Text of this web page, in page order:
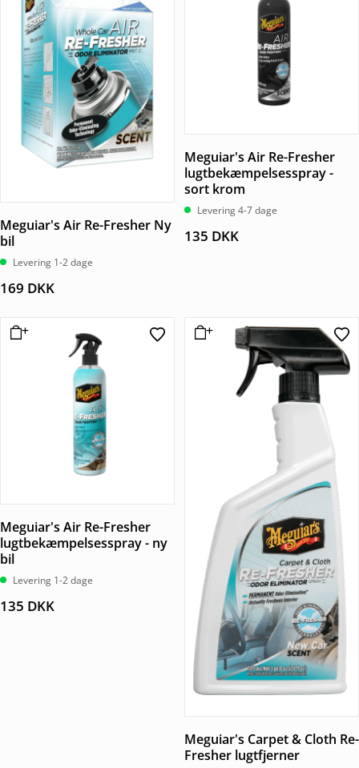
Meguiar's Air Re-Fresher Ny
bil
Levering 1-2 dage
169 DKK
Meguiar's Air Re-Fresher
lugtbekæmpelsesspray -
sort krom
Levering 4-7 dage
135 DKK
Meguiar's Air Re-Fresher
lugtbekæmpelsesspray - ny
bil
Levering 1-2 dage
135 DKK
Meguiar's Carpet & Cloth Re-
Fresher lugtfjerner